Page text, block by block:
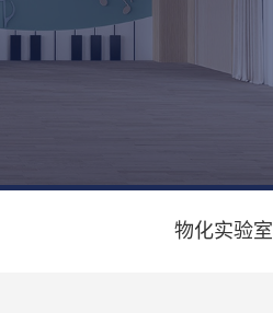
物化实验室